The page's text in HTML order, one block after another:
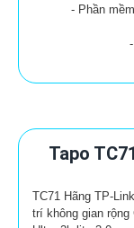
- Phần
Tapo
TC71 Hãng TP-
trí không gian rộng